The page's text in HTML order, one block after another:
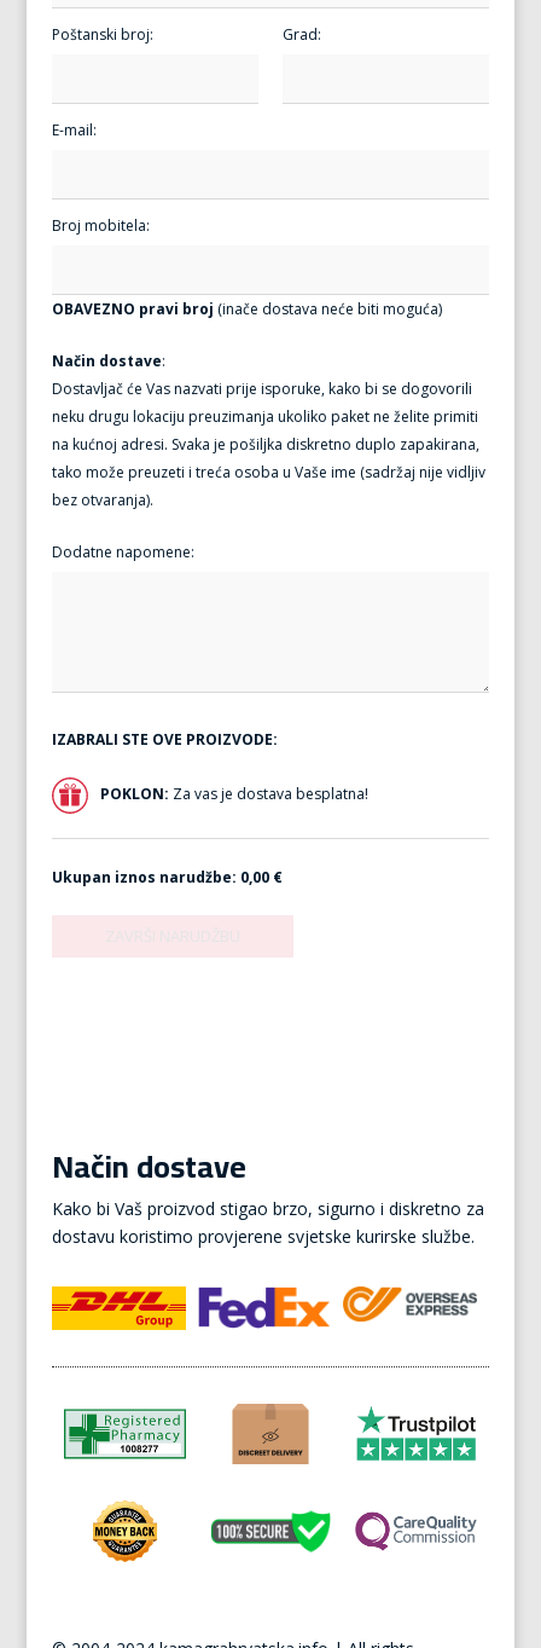
Poštanski broj: Grad:
E-mail:
Broj mobitela:
OBAVEZNO pravi broj (inače dostava neće biti moguća)
Način dostave:
Dostavljač će Vas nazvati prije isporuke, kako bi se dogovorili
neku drugu lokaciju preuzimanja ukoliko paket ne želite primiti
na kućnoj adresi. Svaka je pošiljka diskretno duplo zapakirana,
tako može preuzeti i treća osoba u Vaše ime (sadržaj nije vidljiv
bez otvaranja).
Dodatne napomene:
IZABRALI STE OVE PROIZVODE:
POKLON: Za vas je dostava besplatna!
Ukupan iznos narudžbe: 0,00 €
Način dostave
Kako bi Vaš proizvod stigao brzo, sigurno i diskretno za
dostavu koristimo provjerene svjetske kurirske službe.